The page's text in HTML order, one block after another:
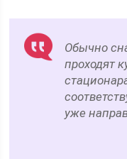
Обычно
проходят
уже